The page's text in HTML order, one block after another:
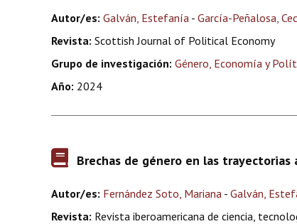
Autor/es: Galván, Estefanía - García-Peñalosa,
Revista: Scottish Journal of Political Economy
Grupo de investigación: Género, Economía y
Año: 2024
Brechas de género en las trayectorias
Autor/es: Fernández Soto, Mariana - Galván,
Revista: Revista iberoamericana de ciencia,